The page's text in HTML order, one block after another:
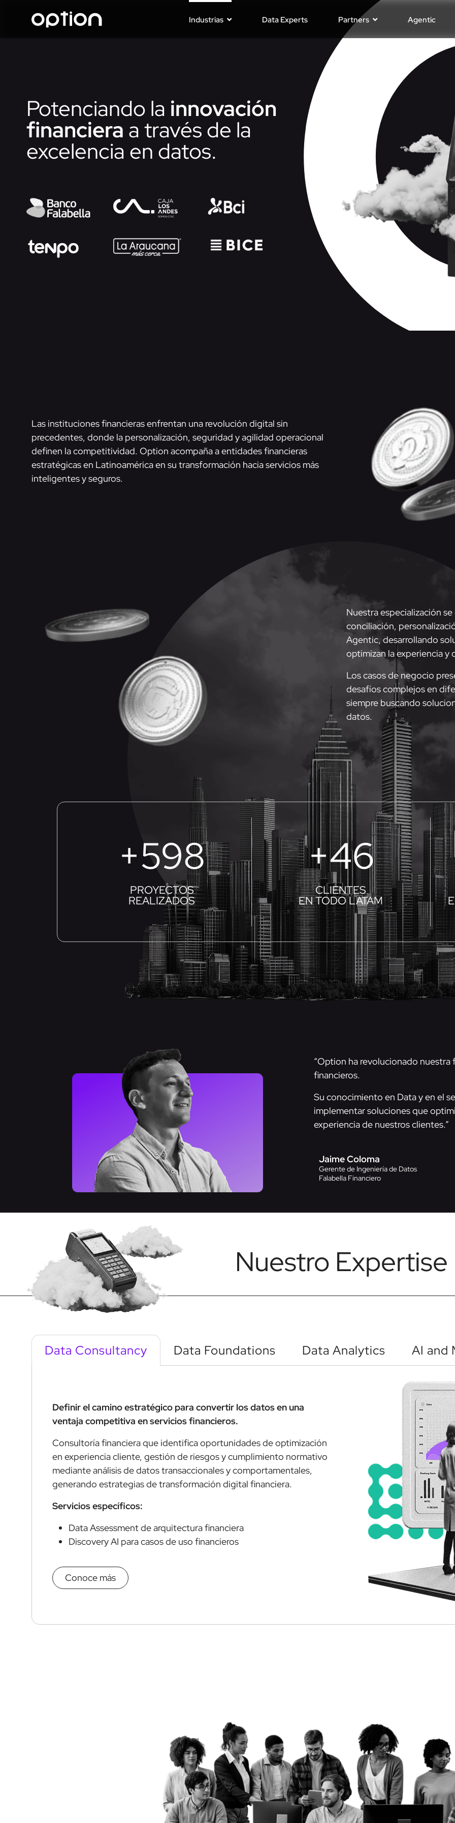
Industrias Data Experts Partners Agentic
Potenciando la innovación
financiera a través de la
excelencia en datos.
Las instituciones financieras enfrentan una revolución digital sin
precedentes, donde la personalización, seguridad y agilidad operacional
definen la competitividad. Option acompaña a entidades financieras
estratégicas en Latinoamérica en su transformación hacia servicios más
inteligentes y seguros.
Nuestra especialización
conciliación,
Agentic, desarrollando
optimizan la experiencia y
Los casos de negocio
desafíos complejos en
siempre buscando
datos.
+1,000
PROYECTOS
REALIZADOS
+50
CLIENTES
EN TODO LATAM
“Option ha revolucionado
financieros.
Su conocimiento en Data y en el
implementar soluciones que
experiencia de nuestros clientes.”
Jaime Coloma
Gerente de Ingeniería de Datos
Falabella Financiero
Nuestro Expertise
Data Consultancy Data Foundations Data Analytics AI and
Definir el camino estratégico para convertir los datos en una
ventaja competitiva en servicios financieros.
Consultoría financiera que identifica oportunidades de optimización
en experiencia cliente, gestión de riesgos y cumplimiento normativo
mediante análisis de datos transaccionales y comportamentales,
generando estrategias de transformación digital financiera.
Servicios específicos:
Data Assessment de arquitectura financiera
Discovery AI para casos de uso financieros
Conoce más